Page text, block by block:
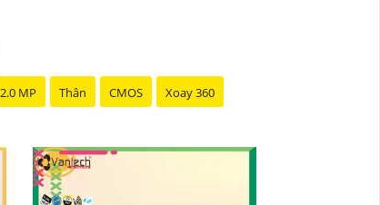
2.0 MP Thân CMOS Xoay 360